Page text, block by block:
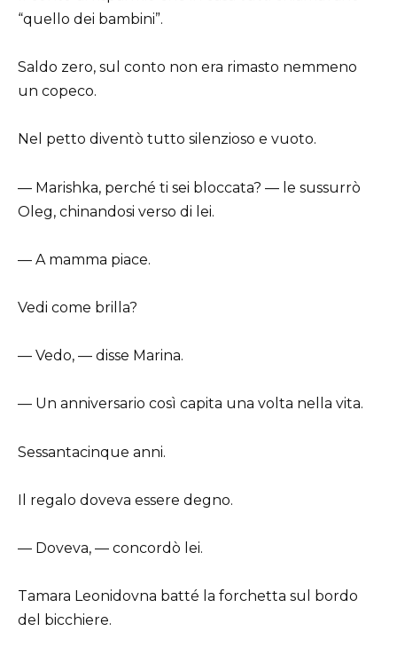
“quello dei bambini”.
Saldo zero, sul conto non era rimasto nemmeno
un copeco.
Nel petto diventò tutto silenzioso e vuoto.
— Marishka, perché ti sei bloccata? — le sussurrò
Oleg, chinandosi verso di lei.
— A mamma piace.
Vedi come brilla?
— Vedo, — disse Marina.
— Un anniversario così capita una volta nella vita.
Sessantacinque anni.
Il regalo doveva essere degno.
— Doveva, — concordò lei.
Tamara Leonidovna batté la forchetta sul bordo
del bicchiere.